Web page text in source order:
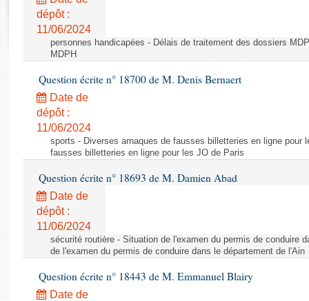
Rapports d'enquête
Rapports législatifs
Baromètre de l’application des lois
Dossiers législatifs
Budget et sécurité sociale
Questions écrites et orales
Comptes rendus des débats
dépôt :
11/06/2024
personnes handicapées - Délais de traitement des dossiers
MDPH
Question écrite n° 18700 de M. Denis Bernaert
Date de
dépôt :
11/06/2024
sports - Diverses arnaques de fausses billetteries en ligne pour
fausses billetteries en ligne pour les JO de Paris
Question écrite n° 18693 de M. Damien Abad
Date de
dépôt :
11/06/2024
sécurité routière - Situation de l'examen du permis de conduire
de l'examen du permis de conduire dans le département de l'Ain
Question écrite n° 18443 de M. Emmanuel Blairy
Date de